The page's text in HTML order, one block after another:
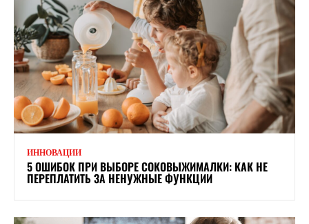
ИННОВАЦИИ
5 ОШИБОК ПРИ ВЫБОРЕ СОКОВЫЖИМАЛКИ: КАК НЕ
ПЕРЕПЛАТИТЬ ЗА НЕНУЖНЫЕ ФУНКЦИИ